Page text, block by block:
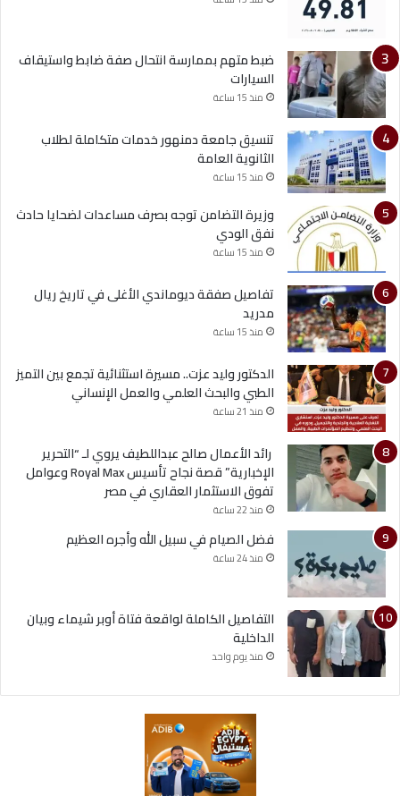
ضبط متهم بممارسة انتحال صفة ضابط واستيقاف
السيارات
منذ 15 ساعة
تنسيق جامعة دمنهور خدمات متكاملة لطلاب
الثانوية العامة
منذ 15 ساعة
وزيرة التضامن توجه بصرف مساعدات لضحايا حادث
نفق الودي
منذ 15 ساعة
تفاصيل صفقة ديوماندي الأغلى في تاريخ ريال
مدريد
منذ 15 ساعة
الدكتور وليد عزت.. مسيرة استثنائية تجمع بين التميز
الطبي والبحث العلمي والعمل الإنساني
منذ 21 ساعة
رائد الأعمال صالح عبداللطيف يروي لـ “التحرير
الإخبارية” قصة نجاح تأسيس Royal Max وعوامل
تفوق الاستثمار العقاري في مصر
منذ 22 ساعة
فضل الصيام في سبيل الله وأجره العظيم
منذ 24 ساعة
التفاصيل الكاملة لواقعة فتاة أوبر شيماء وبيان
الداخلية
منذ يوم واحد